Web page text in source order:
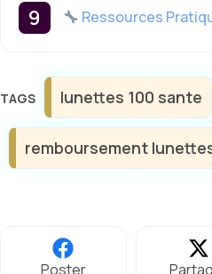
Ressources
Étiquettes
lunettes 100 sante
remboursement
Poster